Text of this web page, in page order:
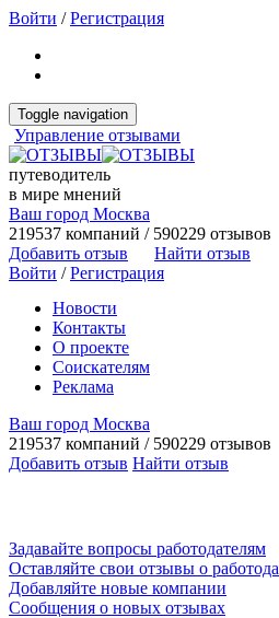
Войти /Регистрация
Toggle navigation
Управление отзывами
путеводитель
в мире мнений
Ваш город Москва
219537 компаний / 590229 отзывов
Добавить отзыв
Найти отзыв
Войти /Регистрация
Новости
Контакты
О проекте
Соискателям
Реклама
Ваш город Москва
219537 компаний / 590229 отзывов
Добавить отзыв Найти отзыв
Задавайте вопросы работодателям
Оставляйте свои отзывы о
Добавляйте новые компании
Сообщения о новых отзывах